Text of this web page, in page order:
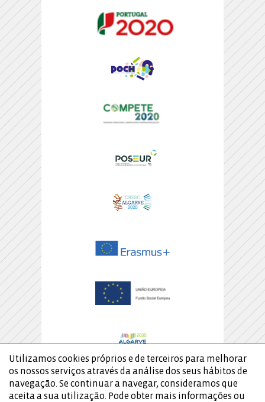
Utilizamos cookies próprios e de terceiros para melhorar
os nossos serviços através da análise dos seus hábitos de
navegação. Se continuar a navegar, consideramos que
aceita a sua utilização. Pode obter mais informações ou